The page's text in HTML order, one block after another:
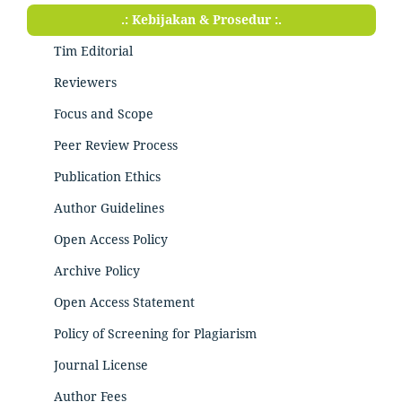
.: Kebijakan & Prosedur :.
Tim Editorial
Reviewers
Focus and Scope
Peer Review Process
Publication Ethics
Author Guidelines
Open Access Policy
Archive Policy
Open Access Statement
Policy of Screening for Plagiarism
Journal License
Author Fees